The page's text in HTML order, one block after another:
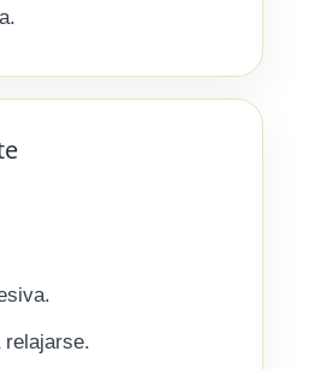
relajarse.